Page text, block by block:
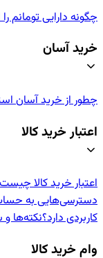
چگونه دارایی تومانم
خرید آسان
چطور از خرید آسان
اعتبار خرید کالا
اعتبار خرید کالا
دسترسی‌هایی به
کاربردی دارد؟نکته‌ها و
وام خرید کالا